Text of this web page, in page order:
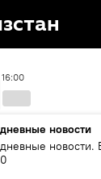
16:00
новости
новости.